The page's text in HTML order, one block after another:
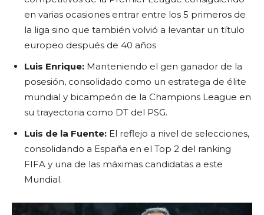
en varias ocasiones entrar entre los 5 primeros de
la liga sino que también volvió a levantar un título
europeo después de 40 años
Luis Enrique: Manteniendo el gen ganador de la
posesión, consolidado como un estratega de élite
mundial y bicampeón de la Champions League en
su trayectoria como DT del PSG.
Luis de la Fuente: El reflejo a nivel de selecciones,
consolidando a España en el Top 2 del ranking
FIFA y una de las máximas candidatas a este
Mundial.